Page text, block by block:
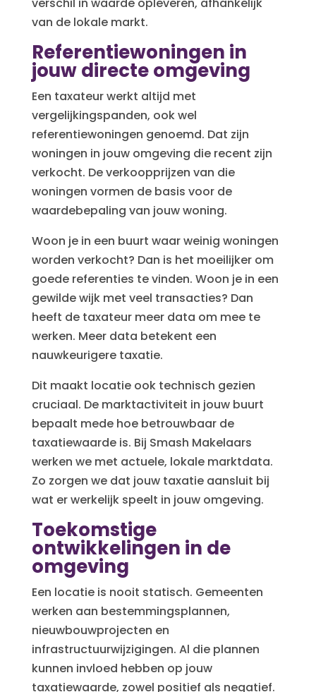
van de lokale markt.
Referentiewoningen in
jouw directe omgeving
Een taxateur werkt altijd met
vergelijkingspanden, ook wel
referentiewoningen genoemd. Dat zijn
woningen in jouw omgeving die recent zijn
verkocht. De verkoopprijzen van die
woningen vormen de basis voor de
waardebepaling van jouw woning.
Woon je in een buurt waar weinig woningen
worden verkocht? Dan is het moeilijker om
goede referenties te vinden. Woon je in een
gewilde wijk met veel transacties? Dan
heeft de taxateur meer data om mee te
werken. Meer data betekent een
nauwkeurigere taxatie.
Dit maakt locatie ook technisch gezien
cruciaal. De marktactiviteit in jouw buurt
bepaalt mede hoe betrouwbaar de
taxatiewaarde is. Bij Smash Makelaars
werken we met actuele, lokale marktdata.
Zo zorgen we dat jouw taxatie aansluit bij
wat er werkelijk speelt in jouw omgeving.
Toekomstige
ontwikkelingen in de
omgeving
Een locatie is nooit statisch. Gemeenten
werken aan bestemmingsplannen,
nieuwbouwprojecten en
infrastructuurwijzigingen. Al die plannen
kunnen invloed hebben op jouw
taxatiewaarde, zowel positief als negatief.